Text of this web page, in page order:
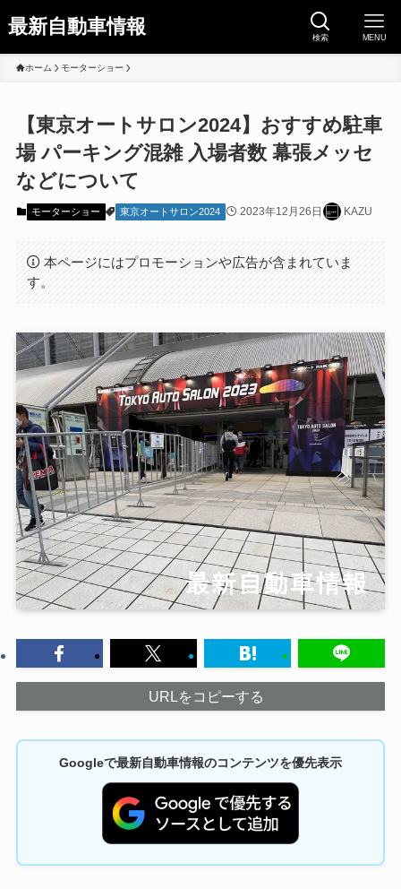
最新自動車情報 検索 MENU
ホーム モーターショー
【東京オートサロン2024】おすすめ駐車
場 パーキング混雑 入場者数 幕張メッセ
などについて
モーターショー 東京オートサロン2024 2023年12月26日 KAZU
本ページにはプロモーションや広告が含まれていま
す。
URLをコピーする
Googleで最新自動車情報のコンテンツを優先表示